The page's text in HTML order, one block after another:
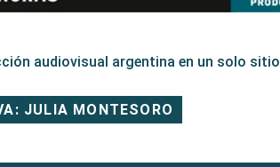
audiovisual argentina en un solo sitio
JULIA MONTESORO